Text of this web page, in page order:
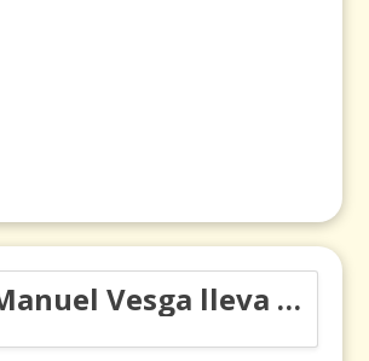
Carlos Manuel Vesga lleva el nombre de Colombia a los Emmy